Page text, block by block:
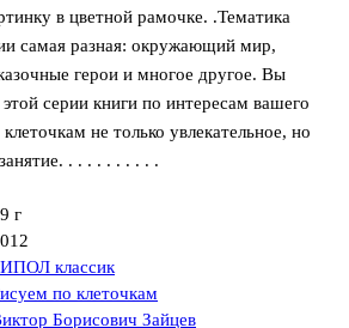
в цветной рамочке. .Тематика
самая разная: окружающий мир,
герои и многое другое. Вы
этой серии книги по интересам вашего
не только увлекательное, но
. . . . . . . . . .
г
классик
по клеточкам
Борисович Зайцев